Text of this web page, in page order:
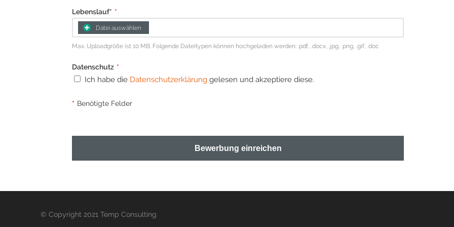
Lebenslauf* *
Datei auswählen
Max. Uploadgröße ist 10 MB. Folgende Dateitypen können hochgeladen werden: .pdf, .docx, .jpg, .png, .gif, .doc
Datenschutz *
Ich habe die Datenschutzerklärung gelesen und akzeptiere diese.
* Benötigte Felder
Bewerbung einreichen
© Copyright 2021 Temp Consulting